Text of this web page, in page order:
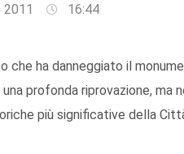
2011 16:44
che ha danneggiato il
profonda riprovazione,
più significative della